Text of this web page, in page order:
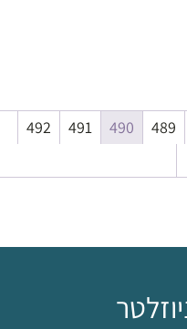
489
490
491
492